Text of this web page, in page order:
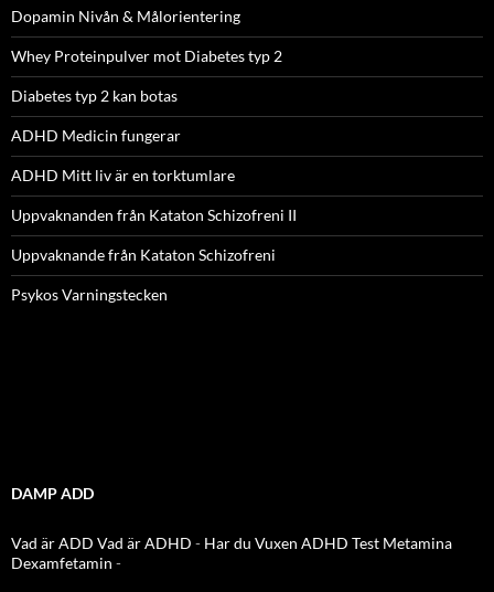
Dopamin Nivån & Målorientering
Whey Proteinpulver mot Diabetes typ 2
Diabetes typ 2 kan botas
ADHD Medicin fungerar
ADHD Mitt liv är en torktumlare
Uppvaknanden från Kataton Schizofreni II
Uppvaknande från Kataton Schizofreni
Psykos Varningstecken
DAMP ADD
Vad är ADD Vad är ADHD - Har du Vuxen ADHD Test Metamina
Dexamfetamin -